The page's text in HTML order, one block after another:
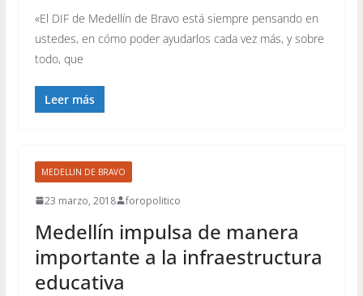
«El DIF de Medellín de Bravo está siempre pensando en
ustedes, en cómo poder ayudarlos cada vez más, y sobre
todo, que
Leer más
MEDELLIN DE BRAVO
23 marzo, 2018 foropolitico
Medellín impulsa de manera
importante a la infraestructura
educativa